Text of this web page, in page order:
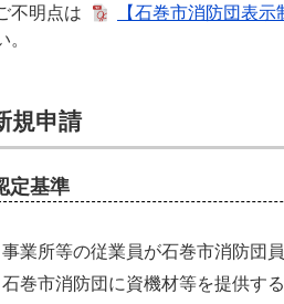
不明点は 【石巻市消防団表示
。
規申請
定基準
事業所等の従業員が石巻市消防団
石巻市消防団に資機材等を提供す